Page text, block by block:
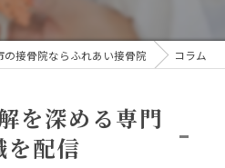
の接骨院ならふれあい接骨院 コラム
を深める専門
を配信